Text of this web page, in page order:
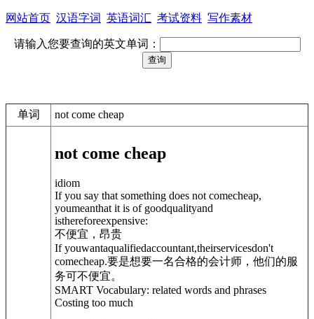
网站首页 汉语字词 英语词汇 考试资料 写作素材
请输入您要查询的英文单词：
单词 not come cheap
not come cheap
idiom
If you say that something does not comecheap,
youmeanthat it is of goodqualityand
isthereforeexpensive:
不便宜，昂贵
If youwantaqualifiedaccountant,theirservicesdon't
comecheap.要是想要一名合格的会计师，他们的服
务可不便宜。
SMART Vocabulary: related words and phrases
Costing too much